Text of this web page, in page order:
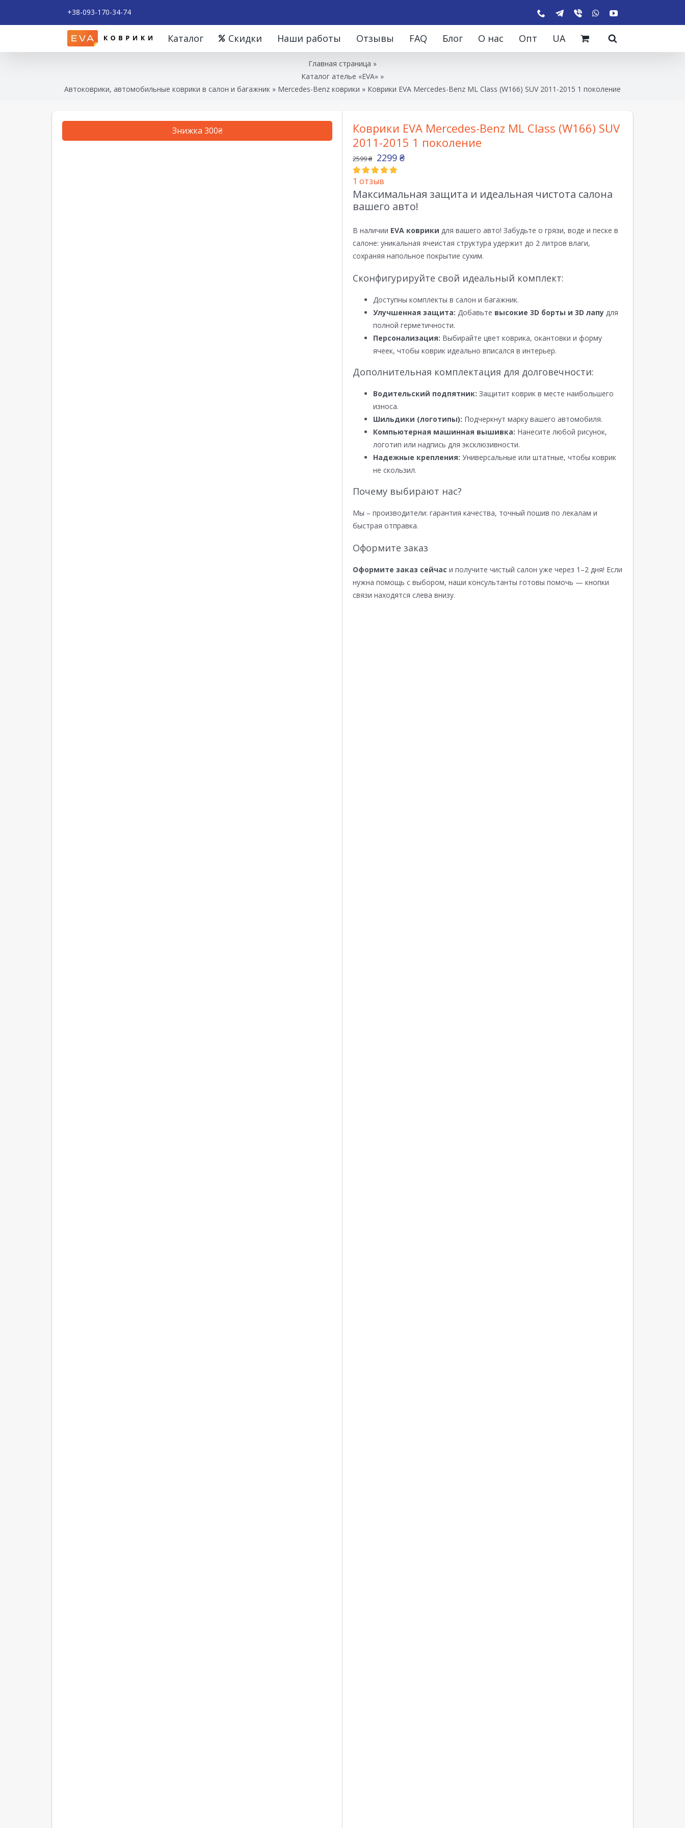
+38-093-170-34-74
Каталог Скидки Наши работы Отзывы FAQ Блог О нас Опт UA
Главная страница »
Каталог ателье «EVA» »
Автоковрики, автомобильные коврики в салон и багажник » Mercedes-Benz коврики » Коврики EVA Mercedes-Benz ML Class (W166) SUV 2011-2015 1 поколение
Знижка 300₴
Коврики EVA Mercedes-Benz ML Class (W166) SUV
2011-2015 1 поколение
2599₴ 2299 ₴
1 отзыв
Максимальная защита и идеальная чистота салона
вашего авто!
В наличии EVA коврики для вашего авто! Забудьте о грязи, воде и песке в
салоне: уникальная ячеистая структура удержит до 2 литров влаги,
сохраняя напольное покрытие сухим.
Сконфигурируйте свой идеальный комплект:
Доступны комплекты в салон и багажник.
Улучшенная защита: Добавьте высокие 3D борты и 3D лапу для
полной герметичности.
Персонализация: Выбирайте цвет коврика, окантовки и форму
ячеек, чтобы коврик идеально вписался в интерьер.
Дополнительная комплектация для долговечности:
Водительский подпятник: Защитит коврик в месте наибольшего
износа.
Шильдики (логотипы): Подчеркнут марку вашего автомобиля.
Компьютерная машинная вышивка: Нанесите любой рисунок,
логотип или надпись для эксклюзивности.
Надежные крепления: Универсальные или штатные, чтобы коврик
не скользил.
Почему выбирают нас?
Мы – производители: гарантия качества, точный пошив по лекалам и
быстрая отправка.
Оформите заказ
Оформите заказ сейчас и получите чистый салон уже через 1–2 дня! Если
нужна помощь с выбором, наши консультанты готовы помочь — кнопки
связи находятся слева внизу.